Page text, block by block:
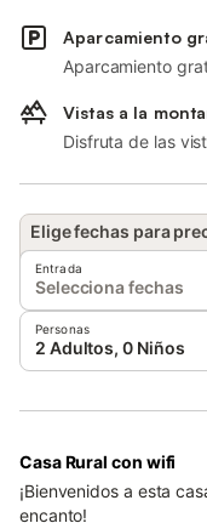
Aparcamiento
Aparcamiento
Vistas a la
Disfruta de las
Elige fechas para
Entrada
Selecciona fechas
Personas
2 Adultos, 0 Niños
Casa Rural con wifi
¡Bienvenidos a esta
encanto!